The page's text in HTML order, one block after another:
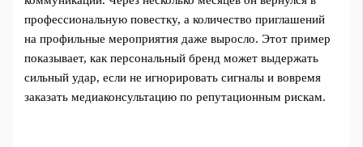
профессиональную повестку, а количество приглашений
на профильные мероприятия даже выросло. Этот пример
показывает, как персональный бренд может выдержать
сильный удар, если не игнорировать сигналы и вовремя
заказать медиаконсультацию по репутационным рискам.